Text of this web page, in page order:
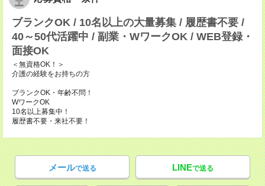
ブランクOK / 10名以上の大量募集 / 履歴書不要 /
40～50代活躍中 / 副業・WワークOK / WEB登録・
面接OK
＜無資格OK！＞
介護の経験をお持ちの方
ブランクOK・年齢不問！
WワークOK
10名以上募集中！
履歴書不要・来社不要！
メールで送る LINEで送る